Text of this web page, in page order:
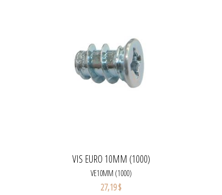
VIS EURO 10MM (1000)
VE10MM (1000)
27,19 $